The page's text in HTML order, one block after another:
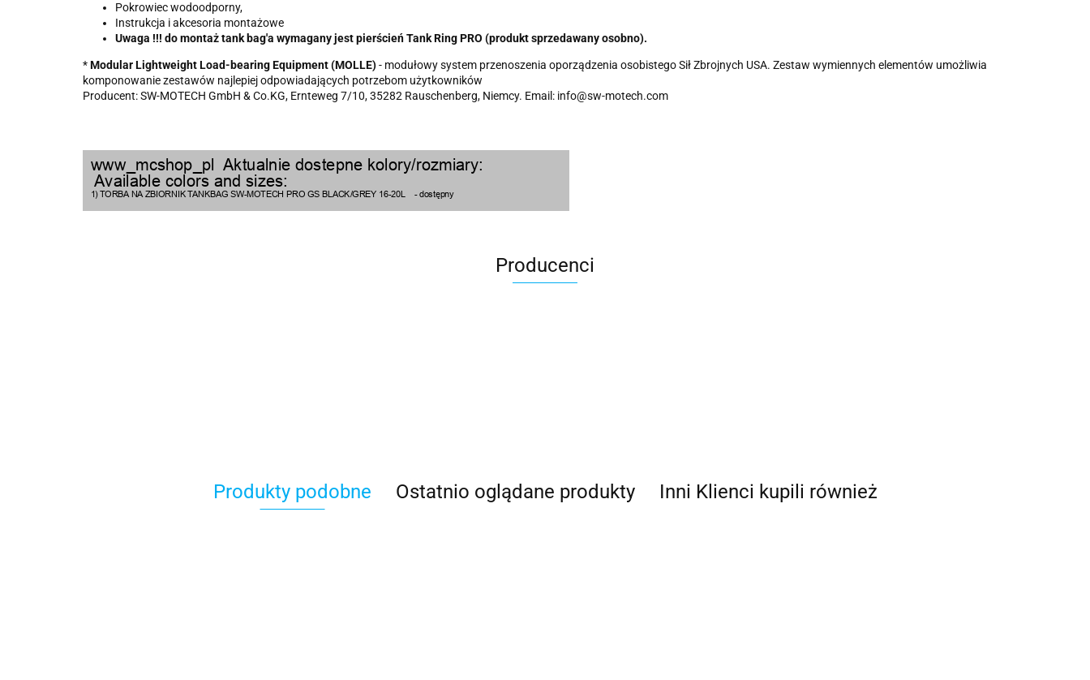
Pokrowiec wodoodporny,
Instrukcja i akcesoria montażowe
Uwaga !!! do montaż tank bag'a wymagany jest pierścień Tank Ring PRO (produkt sprzedawany osobno).
*Modular Lightweight Load-bearing Equipment (MOLLE)- modułowy system przenoszenia oporządzenia osobistego Sił Zbrojnych USA. Zestaw wymiennych elementów umożliwia
komponowanie zestawów najlepiej odpowiadających potrzebom użytkowników
Producent: SW-MOTECH GmbH & Co.KG, Ernteweg 7/10, 35282 Rauschenberg, Niemcy. Email: info@sw-motech.com
Producenci
100%
Produkty podobne Ostatnio oglądane produkty Inni Klienci kupili również